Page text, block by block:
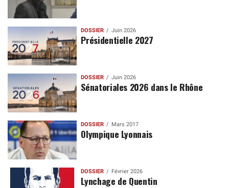
DOSSIER Juin 2026
Présidentielle 2027
DOSSIER Juin 2026
Sénatoriales 2026 dans le Rhône
DOSSIER Mars 2017
Olympique Lyonnais
DOSSIER Février 2026
Lynchage de Quentin